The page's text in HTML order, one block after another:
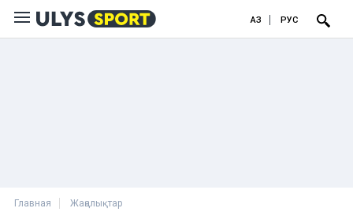
ҚАЗ РУС
Главная Жаңалықтар